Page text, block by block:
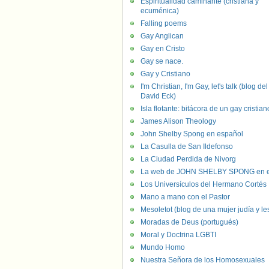
ecuménica)
Falling poems
Gay Anglican
Gay en Cristo
Gay se nace.
Gay y Cristiano
I'm Christian, I'm Gay, let's talk (blog del
David Eck)
Isla flotante: bitácora de un gay
James Alison Theology
John Shelby Spong en español
La Casulla de San Ildefonso
La Ciudad Perdida de Nivorg
La web de JOHN SHELBY SPONG en
Los Universículos del Hermano Cortés
Mano a mano con el Pastor
Mesoletot (blog de una mujer judía y
Moradas de Deus (portugués)
Moral y Doctrina LGBTI
Mundo Homo
Nuestra Señora de los Homosexuales